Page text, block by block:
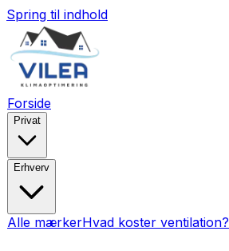
Spring til indhold
Forside
Privat
Erhverv
Alle mærkerHvad koster ventilation?